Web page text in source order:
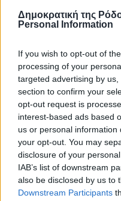
Δημοκρατική της
Personal Information
If you wish to opt-out of
processing of your
targeted advertising by
section to confirm your
opt-out request is
interest-based ads based
us or personal
your opt-out. You may
disclosure of your
IAB’s list of downstream
also be disclosed by us to
Downstream Participants
29°
29 °
ΠΕ